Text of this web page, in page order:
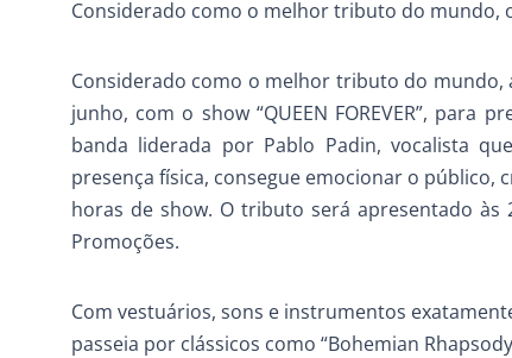
Considerado como o melhor tributo do mundo,
Considerado como o melhor tributo do mundo,
junho, com o show “QUEEN FOREVER”,
banda liderada por Pablo Padin, vocalista
presença física, consegue emocionar o público,
horas de show. O tributo será apresentado
Promoções.
Com vestuários, sons e instrumentos
passeia por clássicos como “Bohemian